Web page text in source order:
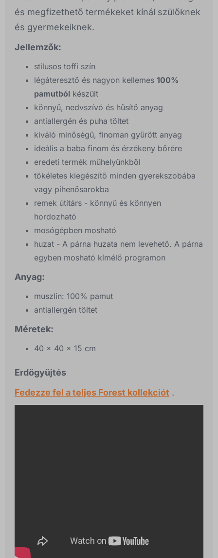
és megfizethető termékeket kínál szülőknek
és gyermekeiknek.
Jellemzők:
stílusos toffi szín
légáteresztő és nagyon kellemes 100%
pamutból készült
könnyű, nedvszívó és hűsítő anyag
antiallergén és puha töltet
kiváló minőségű, finoman gyűrött anyag
ideális a baba finom és érzékeny bőrére
eredeti termék műhelyünkből
tökéletes kiegészítő minden gyerekszobába
vagy pihenősarokba
remek útitárs - könnyű és könnyen
hordozható
mosógépben mosható
huzat - A párna huzata nem levehető. A párna
egyben mosható kímélő programon
Anyag:
muszlin: 100% pamut
antiallergén töltet
Méretek:
40 x 40 x 15 cm
Erdőgyűjtés
Fedezze fel a teljes Forest kollekciót .